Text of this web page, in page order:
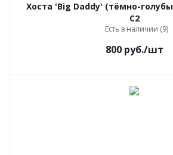
Хоста 'Big Daddy' (тёмно-
С2
Есть в наличии (9)
800руб./шт